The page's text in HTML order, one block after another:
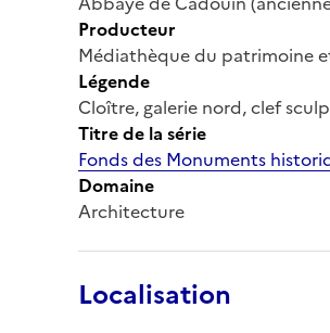
Producteur
Médiathèque du patrimoine
Légende
Cloître, galerie nord, clef
Titre de la série
Fonds des Monuments
Domaine
Architecture
Localisation